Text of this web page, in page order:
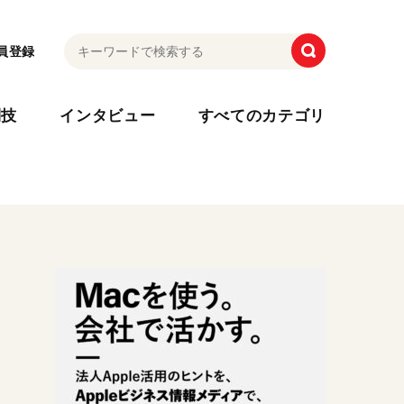
登録
インタビュー すべてのカテゴリ